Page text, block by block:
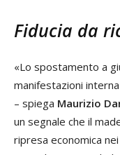
Fiducia da
«Lo spostamento a
manifestazioni
– spiega Maurizio
un segnale che il
ripresa economica